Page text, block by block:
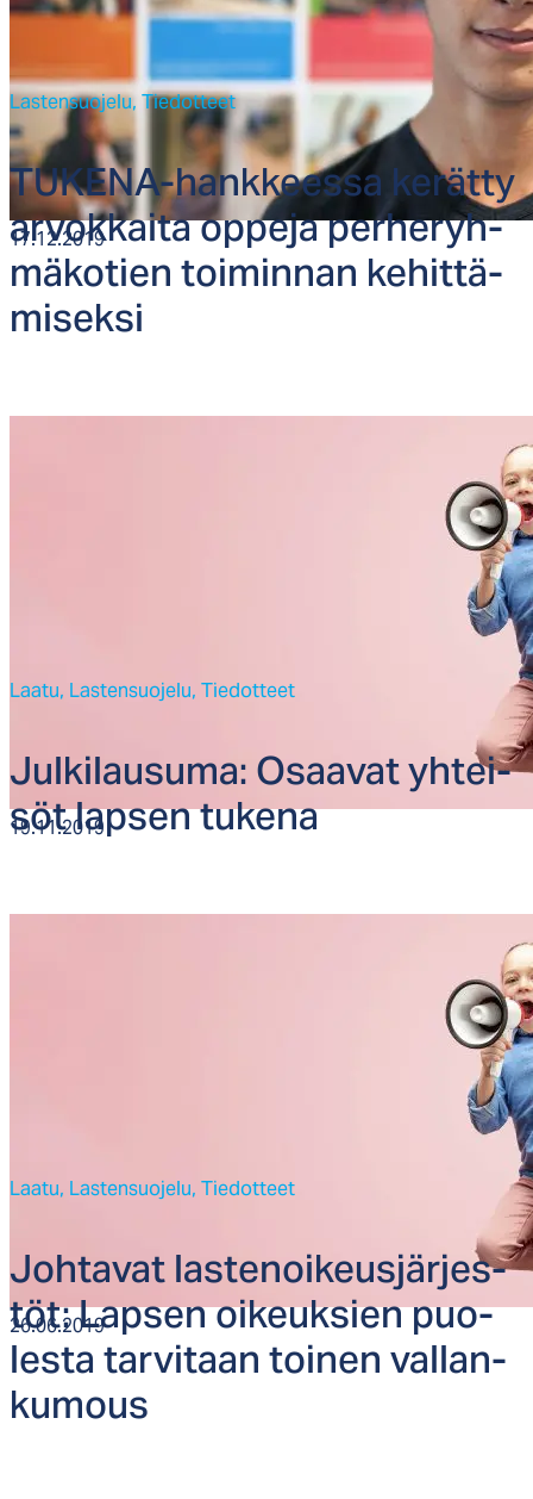
17.12.2019
Lastensuojelu, Tiedotteet
TU­KE­NA-hank­kees­sa ke­rät­ty
ar­vok­kai­ta op­pe­ja per­he­ryh­
mä­ko­tien toi­min­nan ke­hit­tä­
mi­sek­si
19.11.2019
Laatu, Lastensuojelu, Tiedotteet
Jul­ki­lau­su­ma: Osaa­vat yh­tei­
söt lap­sen tu­ke­na
26.06.2019
Laatu, Lastensuojelu, Tiedotteet
Joh­ta­vat las­te­noi­keus­jär­jes­
töt: Lap­sen oi­keuk­sien puo­
les­ta tar­vi­taan toi­nen val­lan­
ku­mous